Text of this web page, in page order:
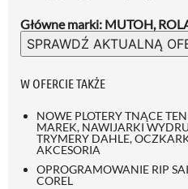
Główne marki: MUTOH,
SPRAWDŹ AKTUALNĄ
W OFERCIE TAKŻE
NOWE PLOTERY TNĄCE
MAREK, NAWIJARKI
TRYMERY DAHLE,
AKCESORIA
OPROGRAMOWANIE RIP
COREL